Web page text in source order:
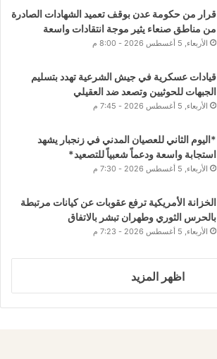
قرار من حكومة عدن بوقف تعميد الشهادات الصادرة
من مناطق صنعاء يثير موجة انتقادات واسعة
الأربعاء, 5 أغسطس 2026 - 8:00 م
قيادات عسكرية في جيش الشرعية تهدد بتسليم
الجبهات للحوثيين وتصعد ضد العقيلي
الأربعاء, 5 أغسطس 2026 - 7:45 م
*اليوم الثاني للعصيان المدني في زنجبار يشهد
استجابة واسعة ودعماً شعبياً للتصعيد*
الأربعاء, 5 أغسطس 2026 - 7:30 م
الخزانة الأمريكية ترفع عقوبات عن كيانات مرتبطة
بالحرس الثوري وطهران تبشر بالاتفاق
الأربعاء, 5 أغسطس 2026 - 7:23 م
اظهر المزيد